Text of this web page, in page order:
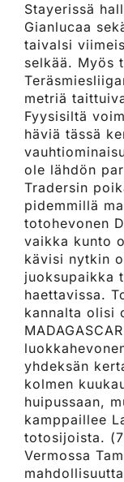
Stayerissä
Gianlucaa
taivalsi
selkää. Myös
metriä
Fyysisiltä
häviä tässä
ole lähdön
Tradersin
pidemmillä
totohevonen
vaikka kunto
kävisi nytkin
juoksupaikka
haettavissa.
kannalta olisi
yhdeksän
kolmen
huipussaan,
kamppaillee
totosijoista.
Vermossa